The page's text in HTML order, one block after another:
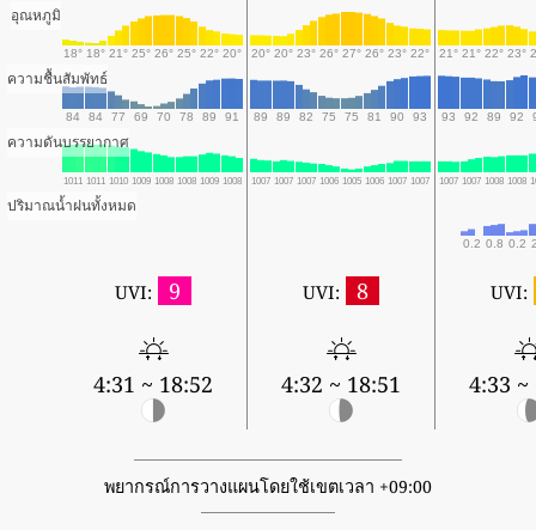
อุณหภูมิ
18° 18° 21° 25° 26° 25° 22° 20° 20° 20° 23° 26° 27° 26° 23° 22° 21° 21° 22° 23°
ความชื้นสัมพัทธ์
84 84 77 69 70 78 89 91 89 89 82 75 75 81 90 93 93 92 89 92
ความดันบรรยากาศ
1011 1011 1010 1009 1008 1008 1009 1008 1007 1007 1007 1006 1005 1006 1007 1007 1007 1007 1008 1008
ปริมาณน้ำฝนทั้งหมด
0.2 0.8 0.2
UVI: 9
4:31 ~ 18:52
UVI: 8
4:32 ~ 18:51
UVI:
4:33 ~
พยากรณ์การวางแผนโดยใช้เขตเวลา +09:00